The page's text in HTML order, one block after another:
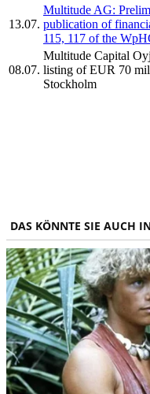
13.07.
Multitude AG:
publication of
115, 117 of the
08.07.
Multitude Capital
listing of EUR 70
Stockholm